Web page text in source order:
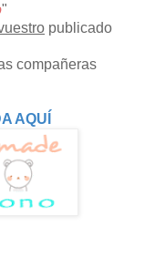
"
publicado
compañeras
AQUÍ